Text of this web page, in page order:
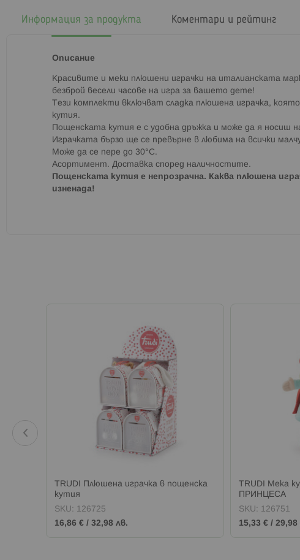
Информация за продукта
Описание
Красивите и меки плюшени играчки на италианската
безброй весели часове на игра за вашето дете!
Тези комплекти включват сладка плюшена играчка,
кутия.
Пощенската кутия е с удобна дръжка и може да я носиш
Играчката бързо ще се превърне в любима на всички
Може да се пере до 30°С.
Асортимент. Доставка според наличностите.
Пощенската кутия е непрозрачна. Каква плюшена
изненада!
Коментари и рейтинг
TRUDI Плюшена играчка в пощенска
кутия
SKU: 126725
16,86 € / 32,98 лв.
TRUDI Мека
ПРИНЦЕСА
SKU: 126751
15,33 € / 29,98